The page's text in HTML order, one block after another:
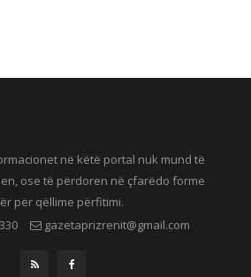
në këtë portal nuk mund të
ose të përdoren në çfarëdo forme
për qëllime përfitimi.
gazetaprizrenit@gmail.com